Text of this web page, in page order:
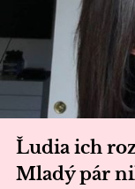
Ľudia ich
Mladý pár